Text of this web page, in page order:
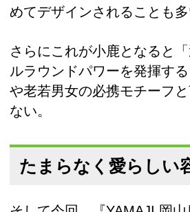
めてデザインされることも多
さらにこれが小鹿となると
ルラウンドパワーを発揮す
や老若男女の必携モチーフ
ない。
たまらなく愛らしい